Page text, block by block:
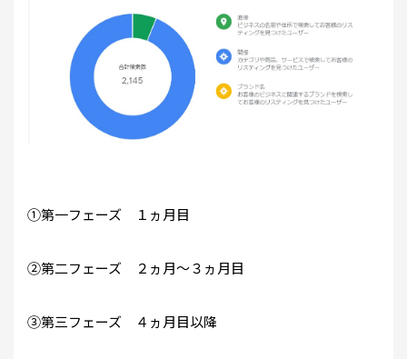
①第一フェーズ １ヵ月目
②第二フェーズ ２ヵ月～３ヵ月目
③第三フェーズ ４ヵ月目以降